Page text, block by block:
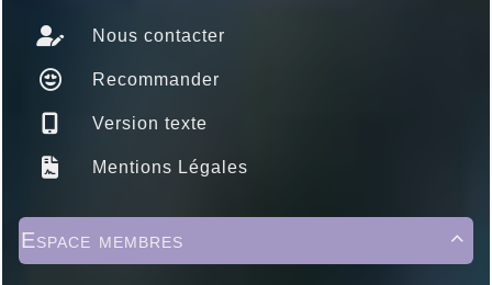
Nous contacter
Recommander
Version texte
Mentions Légales

Espace membres